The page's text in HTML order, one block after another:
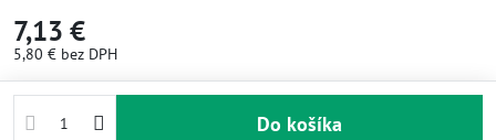
7,13 €
5,80 € bez DPH
Do košíka